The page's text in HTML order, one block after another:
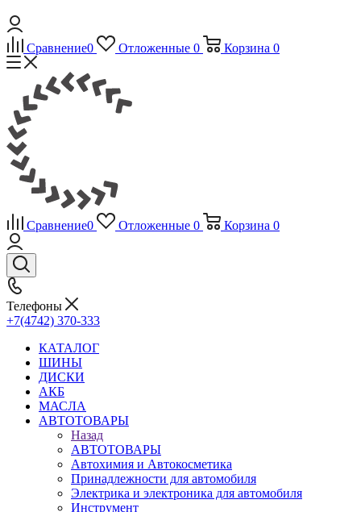
Сравнение0 Отложенные 0 Корзина 0
Сравнение0 Отложенные 0 Корзина 0
Телефоны
+7(4742) 370-333
КАТАЛОГ
ШИНЫ
ДИСКИ
АКБ
МАСЛА
АВТОТОВАРЫ
Назад
АВТОТОВАРЫ
Автохимия и Автокосметика
Принадлежности для автомобиля
Электрика и электроника для автомобиля
Инструмент